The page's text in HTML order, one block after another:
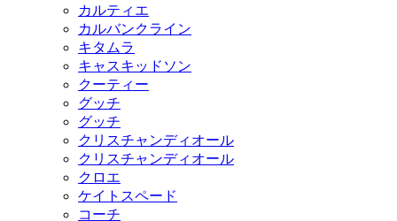
カルティエ
カルバンクライン
キタムラ
キャスキッドソン
クーティー
グッチ
グッチ
クリスチャンディオール
クリスチャンディオール
クロエ
ケイトスペード
コーチ